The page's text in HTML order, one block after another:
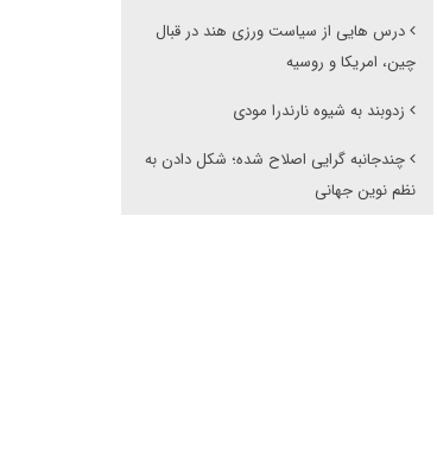
درس هایی از سیاست ورزی هند در قبال
چین، امریکا و روسیه
زدوبند به شیوه نارندرا مودی
چندجانبه گرایی اصلاح شده؛ شکل دادن به
نظم نوین جهانی